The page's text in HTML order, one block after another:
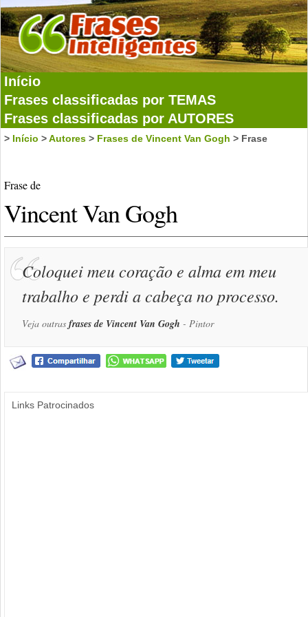
Início
Frases classificadas por TEMAS
Frases classificadas por AUTORES
> Início >Autores > Frases de Vincent Van Gogh > Frase
Frase de
Vincent Van Gogh
Coloquei meu coração e alma em meu
trabalho e perdi a cabeça no processo.
Veja outras frases de Vincent Van Gogh - Pintor
Links Patrocinados